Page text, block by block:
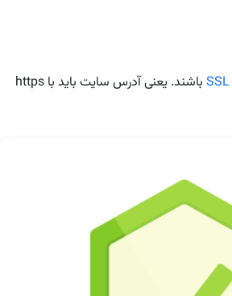
باشند. یعنی آدرس سایت باید با https